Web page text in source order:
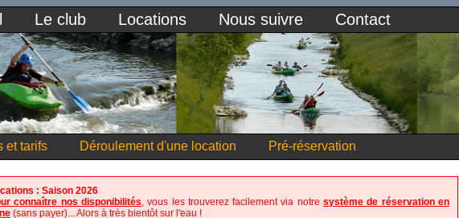
Le club Locations Nous suivre Contact
et tarifs Déroulement d'une location Pré-réservation
: Saison 2026
connaître nos disponibilités, vous les trouverez facilement via notresystème de réservation en
(sans payer)... Alors à très bientôt sur l'eau !